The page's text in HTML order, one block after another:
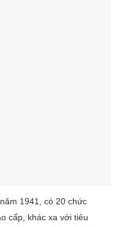
1941, có 20 chức
cấp, khác xa với tiêu